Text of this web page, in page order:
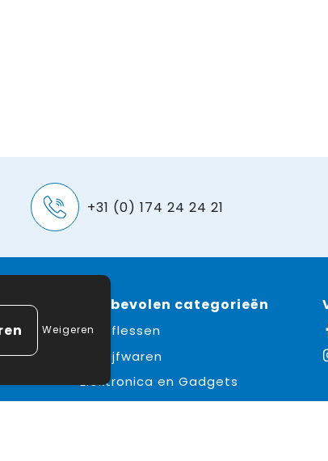
+31 (0) 174 24 24 21
Aanbevolen categorieën
Drinkflessen
Schrijfwaren
Elektronica en Gadgets
Draagtassen
Weigeren